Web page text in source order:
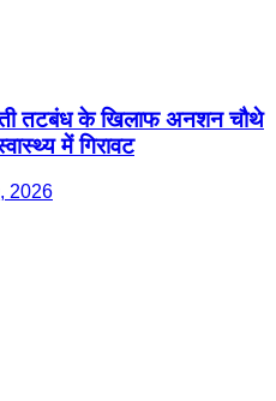
तटबंध के खिलाफ अनशन चौथे
में गिरावट
2026